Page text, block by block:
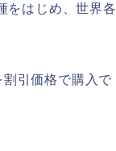
をはじめ、世界各
引価格で購入で